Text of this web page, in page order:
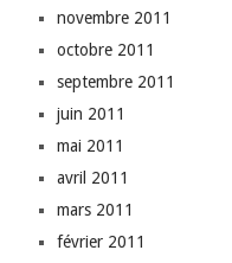
novembre 2011
octobre 2011
septembre 2011
juin 2011
mai 2011
avril 2011
mars 2011
février 2011